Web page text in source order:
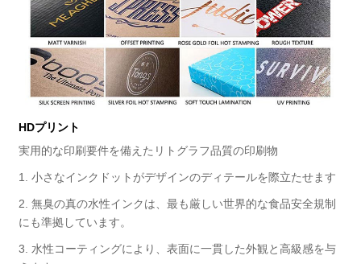
HDプリント
実用的な印刷要件を備えたリトグラフ品質の印刷物
1. 小さなインクドットがデザインのディテールを際立たせます
2. 無臭の真の水性インクは、最も厳しい世界的な食品安全規制
にも準拠しています。
3. 水性コーティングにより、表面に一貫した外観と高級感を与